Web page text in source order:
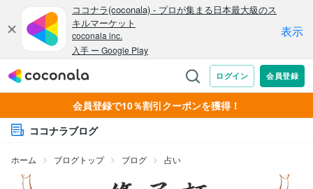
会員登録で10％割引クーポンを獲得！
ココナラブログ
ホーム ブログトップ ブログ 占い